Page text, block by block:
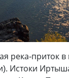
река-приток
Истоки